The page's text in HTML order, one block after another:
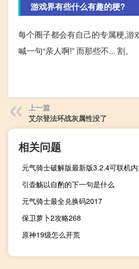
游戏界有些什么有趣的梗?
每个圈子都会有自己的专属梗,
喊一句“亲人啊!” 而那些不... 割。
上一篇
艾尔登法环战灰属性没了
相关问题
元气骑士破解版最新版3.2.4可联机
引壶觞以自酌的下一句是什么
元气骑士最全兑换码2017
保卫萝卜2攻略268
原神19级怎么开荒